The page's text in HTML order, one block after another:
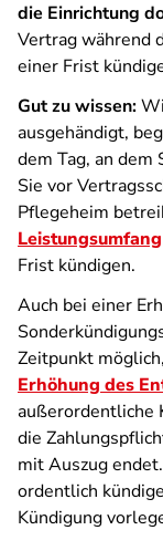
die Einrichtung
Vertrag während
einer Frist
Gut zu wissen:
ausgehändigt,
dem Tag, an dem
Sie vor
Pflegeheim
Leistungsumfang
Frist kündigen.
Auch bei einer
Zeitpunkt
Erhöhung des
außerordentliche
die
mit Auszug
ordentlich
Kündigung